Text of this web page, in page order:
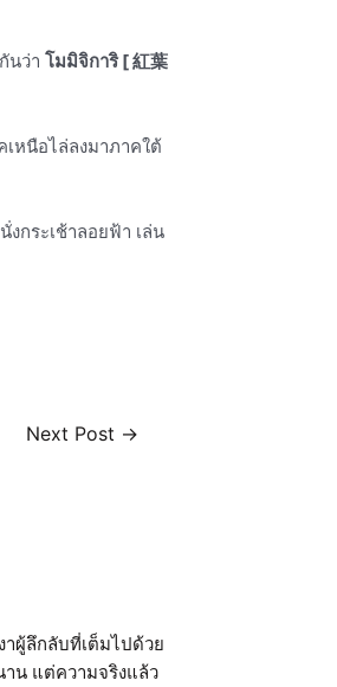
นว่า โมมิจิการิ [ 紅葉
หนือไล่ลงมาภาคใต้
กระเช้าลอยฟ้า เล่น
Next Post →